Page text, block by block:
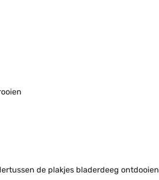
de plakjes bladerdeeg ontdooien